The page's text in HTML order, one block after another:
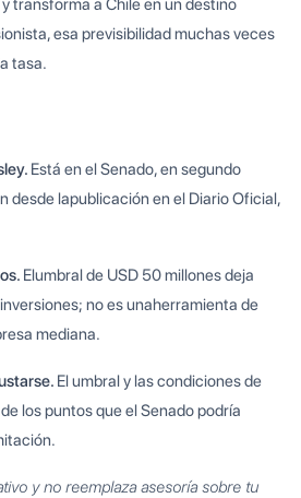
transforma a Chile en un destino
esa previsibilidad muchas veces
tasa.
Está en el Senado, en segundo
desde lapublicación en el Diario Oficial,
Elumbral de USD 50 millones deja
no es unaherramienta de
mediana.
El umbral y las condiciones de
los puntos que el Senado podría
y no reemplaza asesoría sobre tu